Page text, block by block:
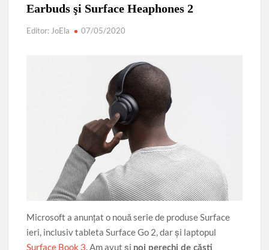
AVERTIZARE: Actualizați de urgență aplicațiile de tip
browser bazate pe Chromium
Povestea calendarului si Castelul de lut 2025
Earbuds şi Surface Heaphones 2
Editor: JoEla 07/05/2020
Microsoft a anunţat o nouă serie de produse Surface
ieri, inclusiv tableta Surface Go 2, dar şi laptopul
Surface Book 3. Am avut şi noi perechi de căşti